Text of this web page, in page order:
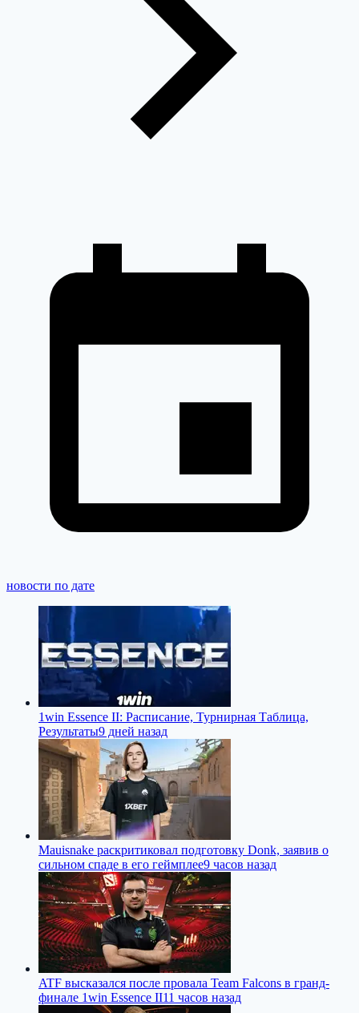
новости по дате
1win Essence II: Расписание, Турнирная Таблица,
Результаты9 дней назад
Mauisnake раскритиковал подготовку Donk, заявив о
сильном спаде в его геймплее9 часов назад
ATF высказался после провала Team Falcons в гранд-
финале 1win Essence II11 часов назад